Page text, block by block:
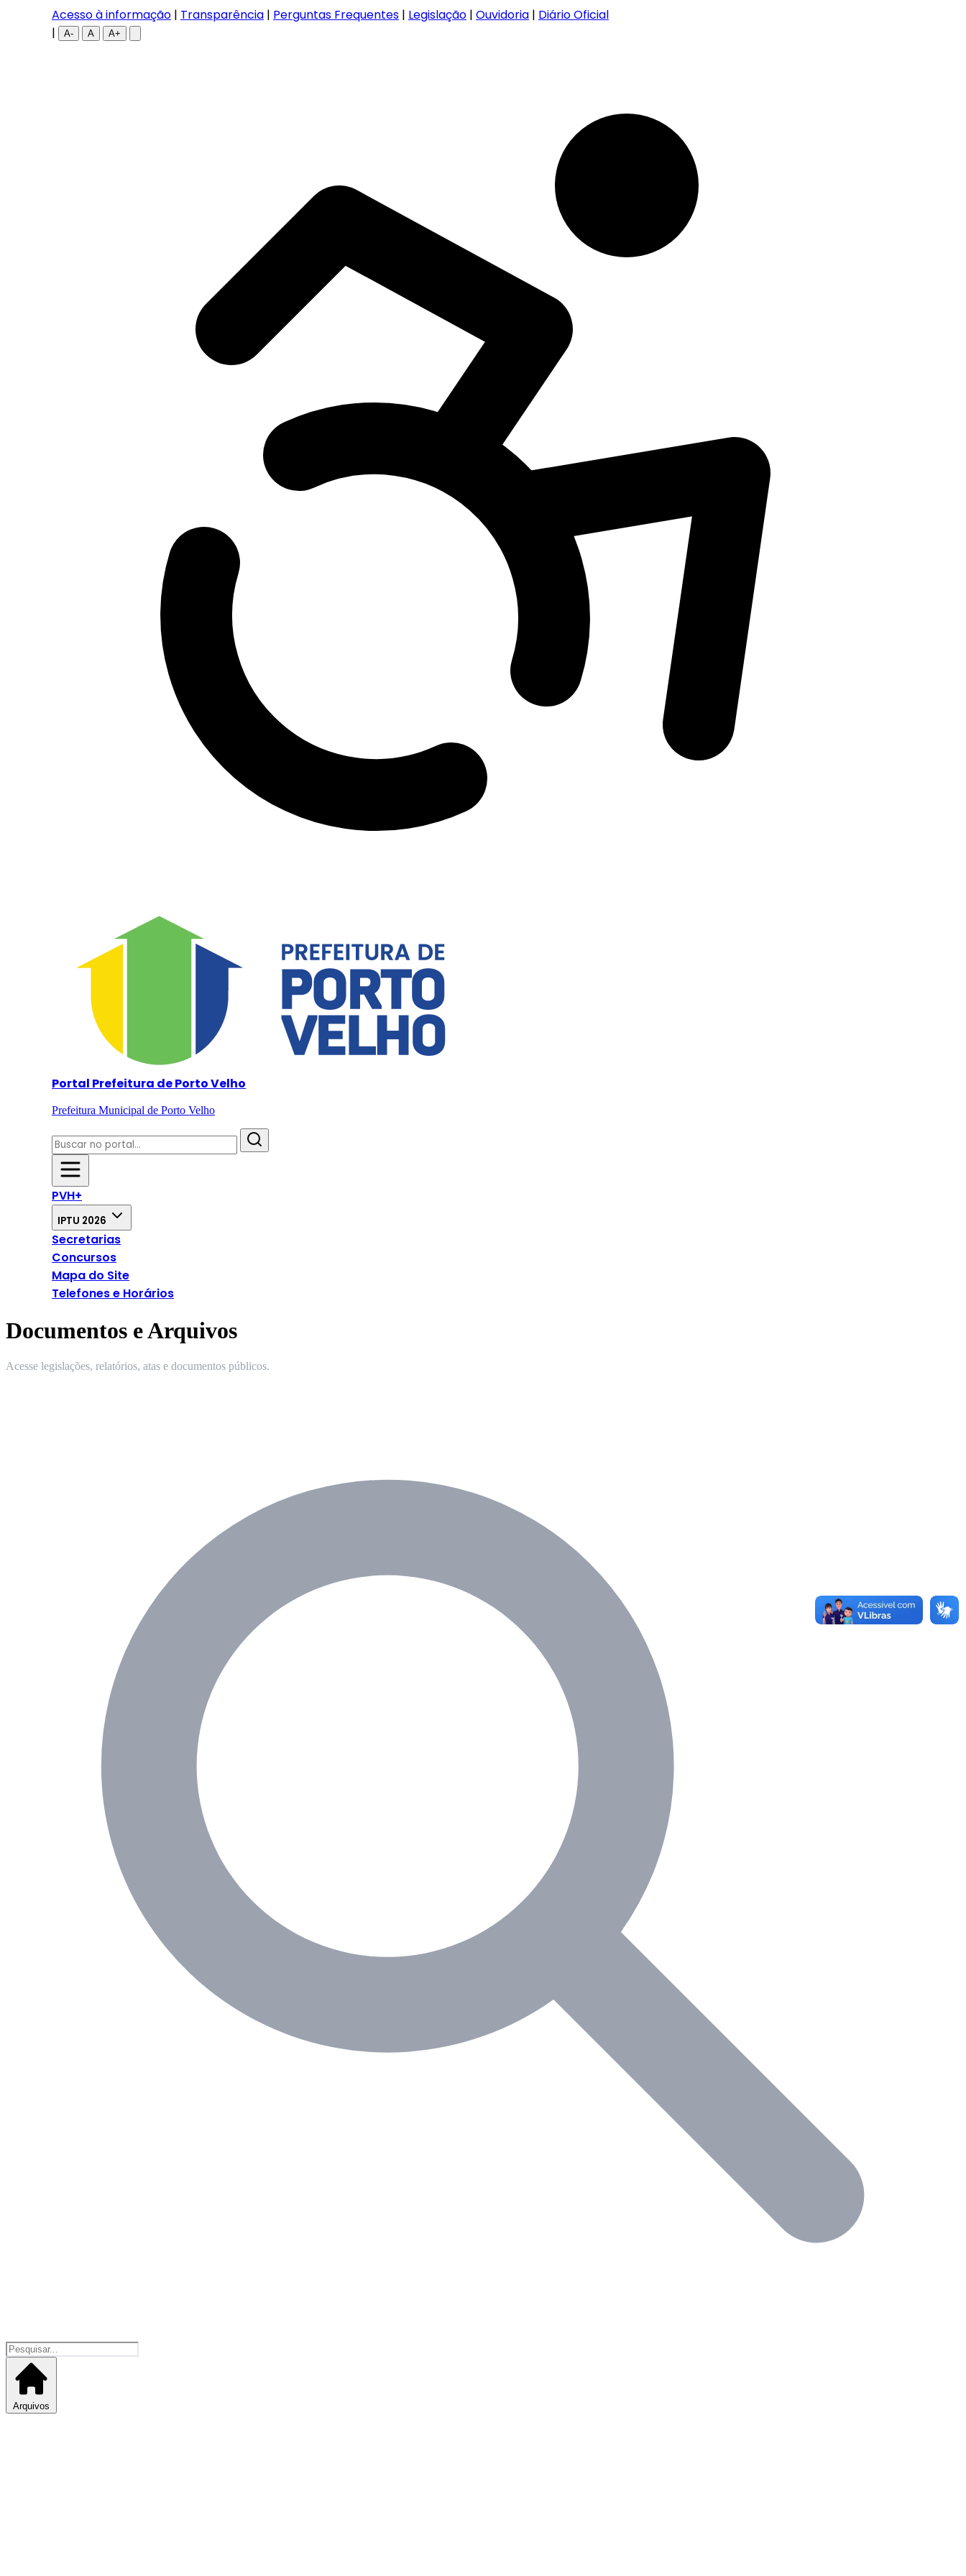
Acesso à informação | Transparência | Perguntas Frequentes | Legislação | Ouvidoria | Diário Oficial
|
A- A A+
Portal Prefeitura de Porto Velho
Prefeitura Municipal de Porto Velho
PVH+
IPTU 2026
Secretarias
Concursos
Mapa do Site
Telefones e Horários
Documentos e Arquivos
Acesse legislações, relatórios, atas e documentos públicos.
Arquivos